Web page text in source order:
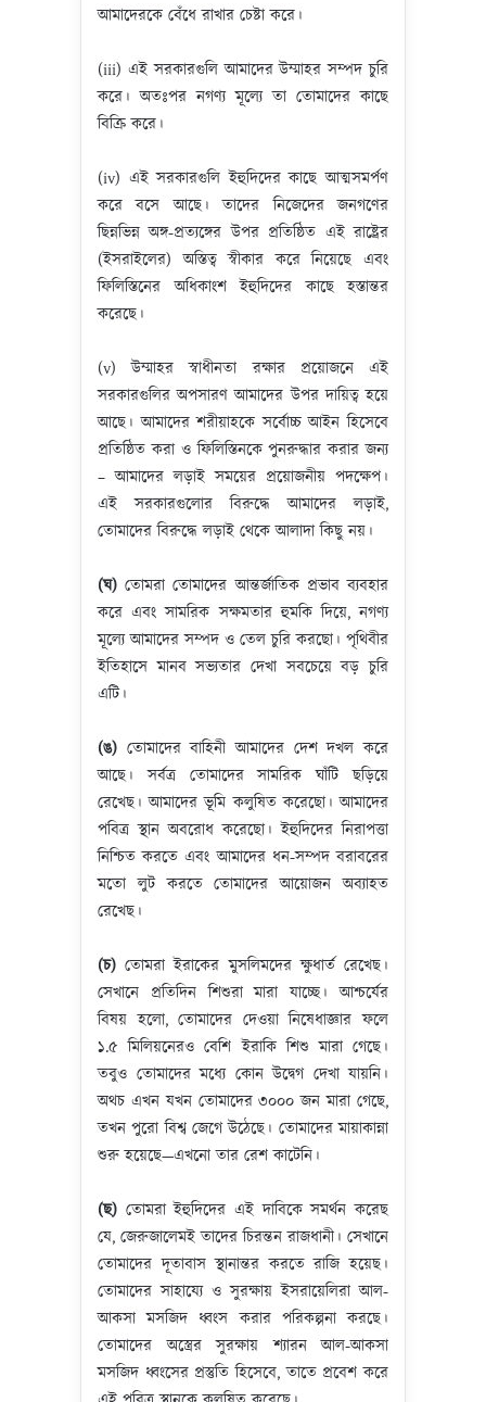
আমাদেরকে বেঁধে রাখার চেষ্টা করে।
(iii) এই সরকারগুলি আমাদের উম্মাহর সম্পদ চুরি
করে। অতঃপর নগণ্য মূল্যে তা তোমাদের কাছে
বিক্রি করে।
(iv) এই সরকারগুলি ইহুদিদের কাছে আত্মসমর্পণ
করে বসে আছে। তাদের নিজেদের জনগণের
ছিন্নভিন্ন অঙ্গ-প্রত্যঙ্গের উপর প্রতিষ্ঠিত এই রাষ্ট্রের
(ইসরাইলের) অস্তিত্ব স্বীকার করে নিয়েছে এবং
ফিলিস্তিনের অধিকাংশ ইহুদিদের কাছে হস্তান্তর
করেছে।
(v) উম্মাহর স্বাধীনতা রক্ষার প্রয়োজনে এই
সরকারগুলির অপসারণ আমাদের উপর দায়িত্ব হয়ে
আছে। আমাদের শরীয়াহকে সর্বোচ্চ আইন হিসেবে
প্রতিষ্ঠিত করা ও ফিলিস্তিনকে পুনরুদ্ধার করার জন্য
– আমাদের লড়াই সময়ের প্রয়োজনীয় পদক্ষেপ।
এই সরকারগুলোর বিরুদ্ধে আমাদের লড়াই,
তোমাদের বিরুদ্ধে লড়াই থেকে আলাদা কিছু নয়।
(ঘ) তোমরা তোমাদের আন্তর্জাতিক প্রভাব ব্যবহার
করে এবং সামরিক সক্ষমতার হুমকি দিয়ে, নগণ্য
মূল্যে আমাদের সম্পদ ও তেল চুরি করছো। পৃথিবীর
ইতিহাসে মানব সভ্যতার দেখা সবচেয়ে বড় চুরি
এটি।
(ঙ) তোমাদের বাহিনী আমাদের দেশ দখল করে
আছে। সর্বত্র তোমাদের সামরিক ঘাঁটি ছড়িয়ে
রেখেছ। আমাদের ভূমি কলুষিত করেছো। আমাদের
পবিত্র স্থান অবরোধ করেছো। ইহুদিদের নিরাপত্তা
নিশ্চিত করতে এবং আমাদের ধন-সম্পদ বরাবরের
মতো লুট করতে তোমাদের আয়োজন অব্যাহত
রেখেছ।
(চ) তোমরা ইরাকের মুসলিমদের ক্ষুধার্ত রেখেছ।
সেখানে প্রতিদিন শিশুরা মারা যাচ্ছে। আশ্চর্যের
বিষয় হলো, তোমাদের দেওয়া নিষেধাজ্ঞার ফলে
১.৫ মিলিয়নেরও বেশি ইরাকি শিশু মারা গেছে।
তবুও তোমাদের মধ্যে কোন উদ্বেগ দেখা যায়নি।
অথচ এখন যখন তোমাদের ৩০০০ জন মারা গেছে,
তখন পুরো বিশ্ব জেগে উঠেছে। তোমাদের মায়াকান্না
শুরু হয়েছে—এখনো তার রেশ কাটেনি।
(ছ) তোমরা ইহুদিদের এই দাবিকে সমর্থন করেছ
যে, জেরুজালেমই তাদের চিরন্তন রাজধানী। সেখানে
তোমাদের দূতাবাস স্থানান্তর করতে রাজি হয়েছ।
তোমাদের সাহায্যে ও সুরক্ষায় ইসরায়েলিরা আল-
আকসা মসজিদ ধ্বংস করার পরিকল্পনা করছে।
তোমাদের অস্ত্রের সুরক্ষায় শ্যারন আল-আকসা
মসজিদ ধ্বংসের প্রস্তুতি হিসেবে, তাতে প্রবেশ করে